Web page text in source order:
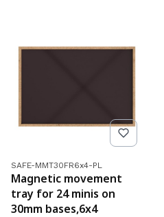
Kod produktu
SAFE-MMT30FR6x4-PL
Magnetic movement
tray for 24 minis on
30mm bases,6x4